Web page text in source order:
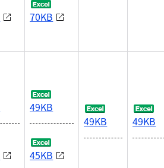
70KB
49KB
45KB
49KB 49KB